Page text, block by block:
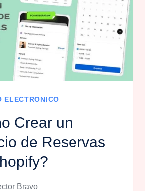
ELECTRÓNICO
Crear un
de Reservas
Bravo